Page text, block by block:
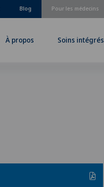
Pour les médecins
Blog
À propos Soins intégrés